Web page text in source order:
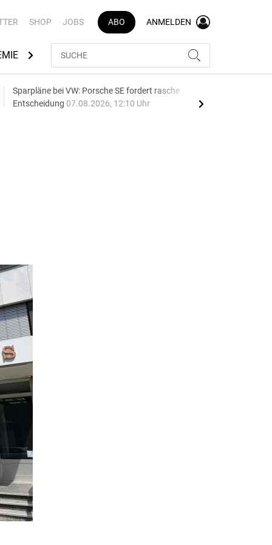
SHOP JOBS ABO ANMELDEN
AUTOMARKEN
Sparpläne bei VW: Porsche SE fordert rasche
Entscheidung 07.08.2026, 12:10 Uhr